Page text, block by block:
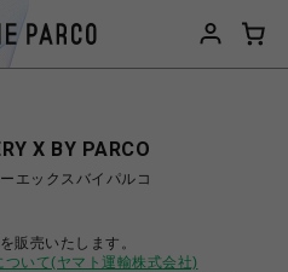
X BY PARCO
エックスバイパルコ
販売いたします。
いて(ヤマト運輸株式会社)